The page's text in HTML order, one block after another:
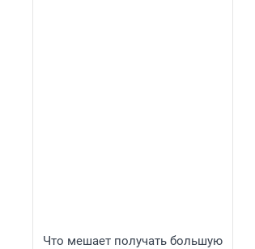
Что мешает получать большую